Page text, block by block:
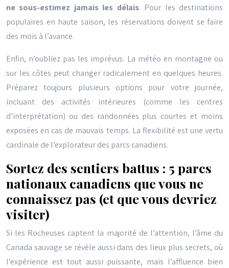
ne sous-estimez jamais les délais. Pour les destinations
populaires en haute saison, les réservations doivent se faire
des mois à l’avance.
Enfin, n’oubliez pas les imprévus. La météo en montagne ou
sur les côtes peut changer radicalement en quelques heures.
Préparez toujours plusieurs options pour votre journée,
incluant des activités intérieures (comme les centres
d’interprétation) ou des randonnées plus courtes et moins
exposées en cas de mauvais temps. La flexibilité est une vertu
cardinale de l’explorateur des parcs canadiens.
Sortez des sentiers battus : 5 parcs
nationaux canadiens que vous ne
connaissez pas (et que vous devriez
visiter)
Si les Rocheuses captent la majorité de l’attention, l’âme du
Canada sauvage se révèle aussi dans des lieux plus secrets, où
l’expérience est tout aussi puissante, mais l’affluence bien